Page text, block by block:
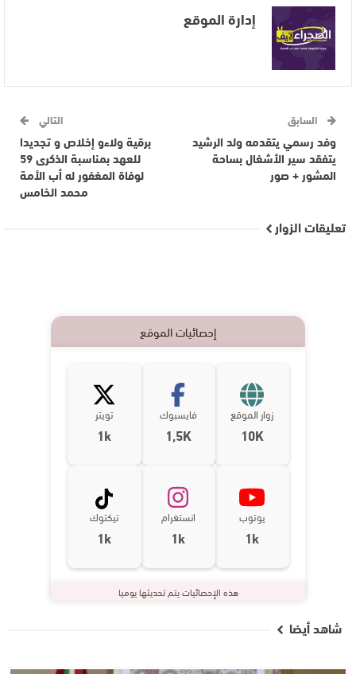
إدارة الموقع
السابق
وفد رسمي يتقدمه ولد الرشيد
يتفقد سير الأشغال بساحة
المشور + صور
التالي
برقية ولاءو إخلاص و تجديدا
للعهد بمناسبة الذكرى 59
لوفاة المغفور له أب الأمة
محمد الخامس
تعليقات الزوار
إحصائيات الموقع
زوار الموقع
10K
فايسبوك
1,5K
تويتر
1k
يوتوب
1k
انستغرام
1k
تيكتوك
1k
هذه الإحصائيات يتم تحديثها يوميا
شاهد أيضا